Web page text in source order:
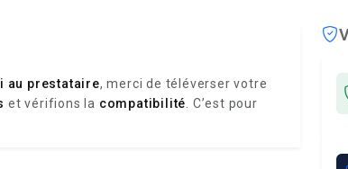
au prestataire, merci de téléverser votre
et vérifions la compatibilité . C’est pour